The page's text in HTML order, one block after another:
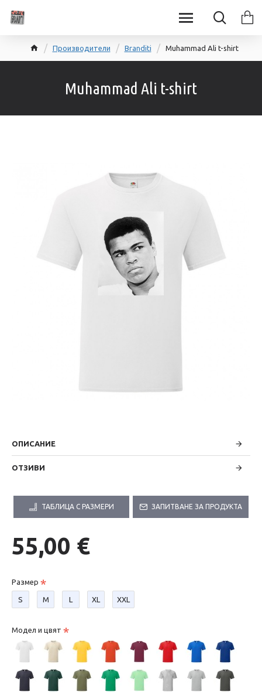
Производители Branditi Muhammad Ali t-shirt
Muhammad Ali t-shirt
ОПИСАНИЕ
ОТЗИВИ
ТАБЛИЦА С РАЗМЕРИ ЗАПИТВАНЕ ЗА ПРОДУКТА
55,00 €
Размер
S М L XL XXL
Модел и цвят